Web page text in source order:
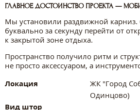
ГЛАВНОЕ ДОСТОИНСТВО ПРОЕКТА —
Мы установили раздвижной карниз.
буквально за секунду перейти от
к закрытой зоне отдыха.
Пространство получило ритм и
не просто аксессуаром, а
Локация
ЖК "Город
Одинцово)
Вид штор